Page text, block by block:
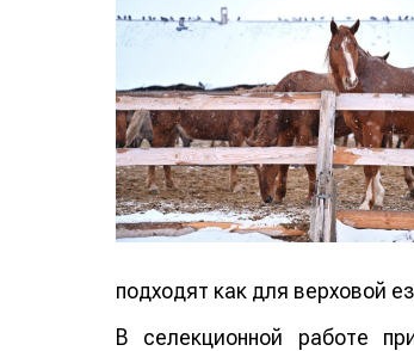
подходят как для верховой
В селекционной работе